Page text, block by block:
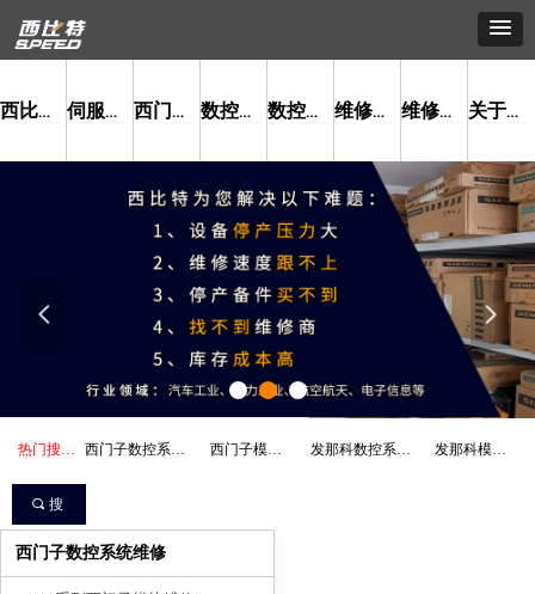
넳 넲
西比特首页 伺服电机维修 西门子数控系统维修 数控系统维修 数控模块销售 维修服务 维修案例 关于我们
끠 搜
索
热门搜索： 西门子数控系统维修 西门子模块销售 发那科数控系统维修 发那科模块销售
西门子数控系统维修